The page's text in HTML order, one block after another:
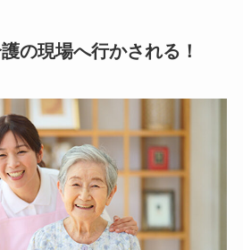
の現場へ行かされる！